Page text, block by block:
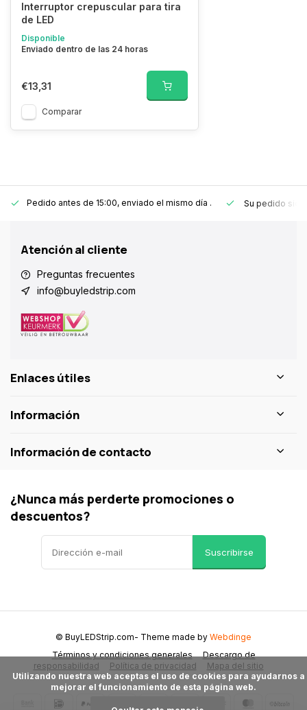
Interruptor crepuscular para tira
de LED
Disponible
Enviado dentro de las 24 horas
€13,31
Comparar
Pedido antes de 15:00, enviado el mismo día . Su pedido
Atención al cliente
Preguntas frecuentes
info@buyledstrip.com
Enlaces útiles
Información
Información de contacto
¿Nunca más perderte promociones o
descuentos?
Suscribirse
Términos y condiciones generales
Descargo de
responsabilidad
Política de privacidad Mapa del sitio
© BuyLEDStrip.com- Theme made by Webdinge
mejorar el funcionamiento de esta página web.